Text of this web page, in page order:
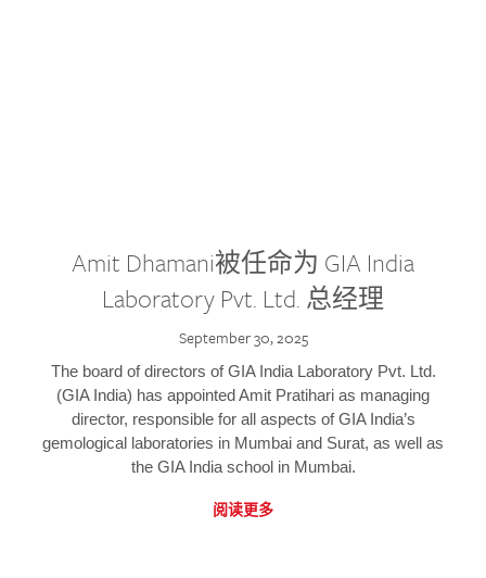
Amit Dhamani被任命为 GIA India
Laboratory Pvt. Ltd. 总经理
September 30, 2025
The board of directors of GIA India Laboratory Pvt. Ltd.
(GIA India) has appointed Amit Pratihari as managing
director, responsible for all aspects of GIA India’s
gemological laboratories in Mumbai and Surat, as well as
the GIA India school in Mumbai.
阅读更多